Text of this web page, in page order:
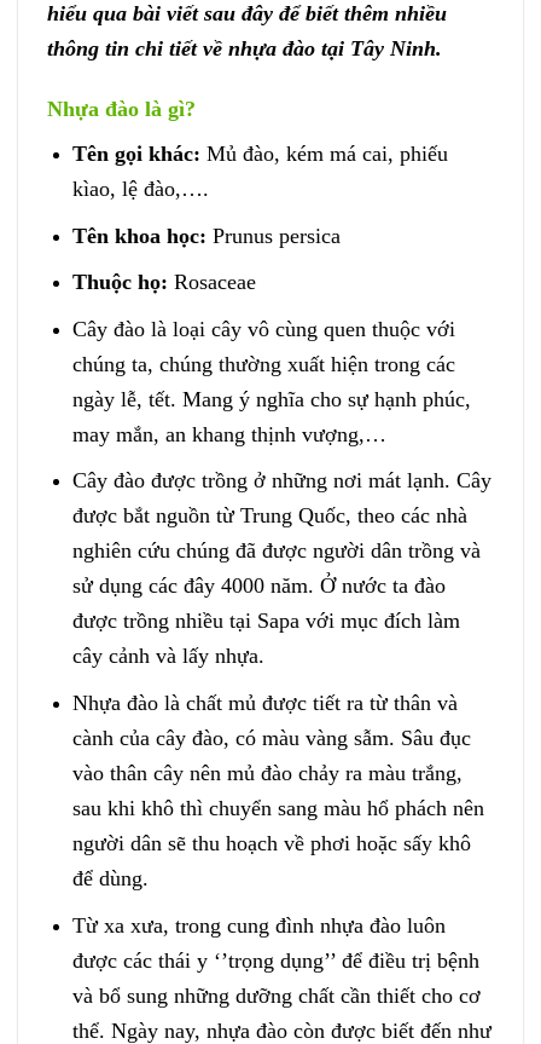
hiểu qua bài viết sau đây để biết thêm nhiều
thông tin chi tiết về nhựa đào tại Tây Ninh.
Nhựa đào là gì?
Tên gọi khác: Mủ đào, kém má cai, phiếu
kìao, lệ đào,….
Tên khoa học: Prunus persica
Thuộc họ: Rosaceae
Cây đào là loại cây vô cùng quen thuộc với
chúng ta, chúng thường xuất hiện trong các
ngày lễ, tết. Mang ý nghĩa cho sự hạnh phúc,
may mắn, an khang thịnh vượng,…
Cây đào được trồng ở những nơi mát lạnh. Cây
được bắt nguồn từ Trung Quốc, theo các nhà
nghiên cứu chúng đã được người dân trồng và
sử dụng các đây 4000 năm. Ở nước ta đào
được trồng nhiều tại Sapa với mục đích làm
cây cảnh và lấy nhựa.
Nhựa đào là chất mủ được tiết ra từ thân và
cành của cây đào, có màu vàng sẫm. Sâu đục
vào thân cây nên mủ đào chảy ra màu trắng,
sau khi khô thì chuyển sang màu hổ phách nên
người dân sẽ thu hoạch về phơi hoặc sấy khô
để dùng.
Từ xa xưa, trong cung đình nhựa đào luôn
được các thái y ‘’trọng dụng’’ để điều trị bệnh
và bổ sung những dưỡng chất cần thiết cho cơ
thể. Ngày nay, nhựa đào còn được biết đến như